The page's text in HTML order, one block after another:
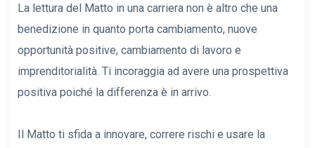
La lettura del Matto in una carriera non è altro che una
benedizione in quanto porta cambiamento, nuove
opportunità positive, cambiamento di lavoro e
imprenditorialità. Ti incoraggia ad avere una prospettiva
positiva poiché la differenza è in arrivo.
Il Matto ti sfida a innovare, correre rischi e usare la